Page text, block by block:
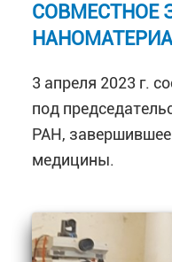
СОВМЕСТНОЕ
3 апреля 2023 г.
под
РАН, завершившее
медицины.